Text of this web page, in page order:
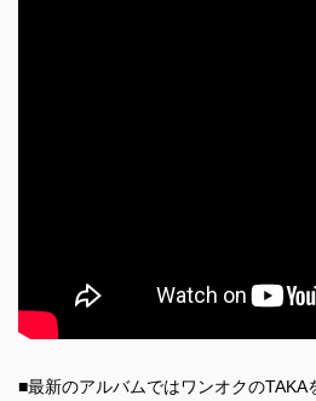
■最新のアルバムではワンオクのTAKA